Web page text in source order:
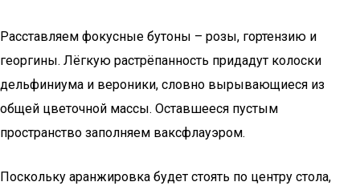
Расставляем фокусные бутоны – розы, гортензию и
георгины. Лёгкую растрёпанность придадут колоски
дельфиниума и вероники, словно вырывающиеся из
общей цветочной массы. Оставшееся пустым
пространство заполняем ваксфлауэром.
Поскольку аранжировка будет стоять по центру стола,